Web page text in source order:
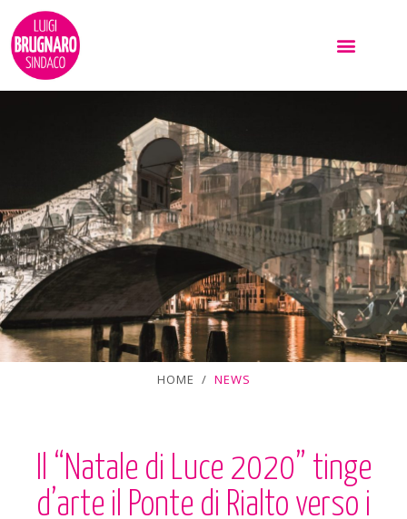
HOME / NEWS
Il “Natale di Luce 2020” tinge
d’arte il Ponte di Rialto verso i